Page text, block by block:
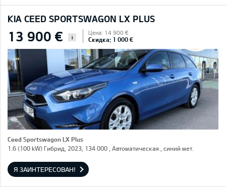
KIA CEED SPORTSWAGON LX PLUS
13 900 € i
Цена: 14 900 €
Скидка: 1 000 €
Ceed Sportswagon LX Plus
1.6 (100 kW) Гибрид, 2023, 134 000 , Автоматическая , синий мет.
Я ЗАИНТЕРЕСОВАН!